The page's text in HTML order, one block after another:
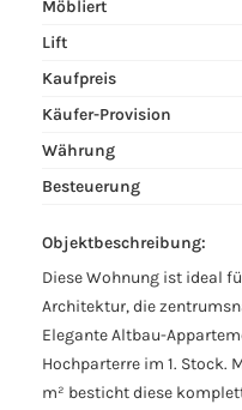
Möbliert
Lift
Kaufpreis
Käufer-Provision
Währung
Besteuerung
Objektbeschreibung:
Diese Wohnung ist ideal
Architektur, die
Elegante Altbau-
Hochparterre im 1. Stock.
m² besticht diese